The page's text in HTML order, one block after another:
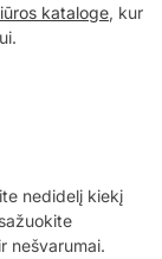
kataloge, kur
nedidelį kiekį
nešvarumai.